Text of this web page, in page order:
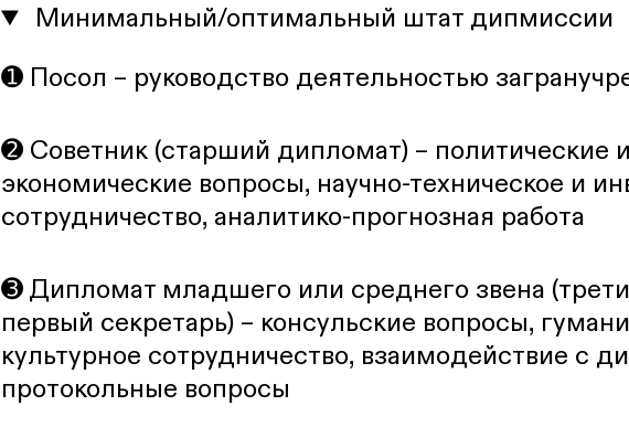
Минимальный/оптимальный штат дипмиссии
➊ Посол – руководство деятельностью
➋ Советник (старший дипломат) – политические
экономические вопросы, научно-техническое и
сотрудничество, аналитико-прогнозная работа
➌ Дипломат младшего или среднего звена
первый секретарь) – консульские вопросы,
культурное сотрудничество, взаимодействие с
протокольные вопросы